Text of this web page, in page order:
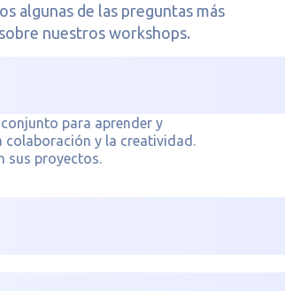
algunas de las preguntas más
nuestros workshops.
para aprender y
colaboración y la creatividad.
sus proyectos.